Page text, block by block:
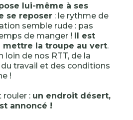
lui-même à ses
se reposer: le rythme de
semble rude : pas
de manger ! Il est
mettre la troupe au vert.
loin de nos RTT, de la
travail et des conditions
!
rouler : un endroit désert,
annoncé !